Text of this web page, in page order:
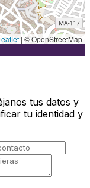
| © OpenStreetMap
tus datos y
tu identidad y